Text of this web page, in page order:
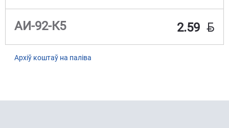
АИ-92-К5 2.59 BYN
Архіў коштаў на паліва